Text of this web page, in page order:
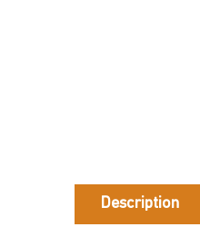
Description